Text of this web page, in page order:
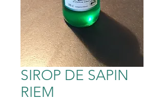
SIROP DE SAPIN
RIEM